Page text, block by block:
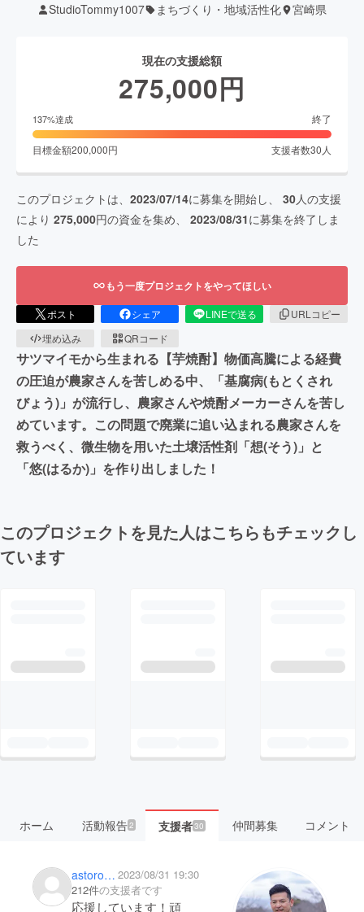
StudioTommy1007 まちづくり・地域活性化 宮崎県
現在の支援総額
275,000円
137%達成 終了
目標金額200,000円 支援者数30 人
このプロジェクトは、 2023/07/14に募集を開始し、 30人の支援
により 275,000円の資金を集め、 2023/08/31に募集を終了しま
した
もう一度プロジェクトをやってほしい
ポスト シェア LINEで送る
URLコピー
埋め込み
QRコード
サツマイモから生まれる【芋焼酎】物価高騰による経費
の圧迫が農家さんを苦しめる中、「基腐病(もとくされ
びょう)」が流行し、農家さんや焼酎メーカーさんを苦し
めています。この問題で廃業に追い込まれる農家さんを
救うべく、微生物を用いた土壌活性剤「想(そう)」と
「悠(はるか)」を作り出しました！
このプロジェクトを見た人はこちらもチェックし
ています
ホーム 活動報告2 支援者30 仲間募集 コメント
astoro_sasa 2023/08/31 19:30
212件の支援者です
応援しています！頑